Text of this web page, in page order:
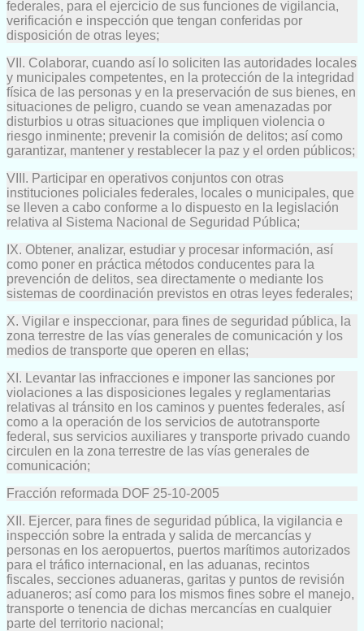
federales, para el ejercicio de sus funciones de vigilancia,
verificación e inspección que tengan conferidas por
disposición de otras leyes;
VII. Colaborar, cuando así lo soliciten las autoridades locales
y municipales competentes, en la protección de la integridad
física de las personas y en la preservación de sus bienes, en
situaciones de peligro, cuando se vean amenazadas por
disturbios u otras situaciones que impliquen violencia o
riesgo inminente; prevenir la comisión de delitos; así como
garantizar, mantener y restablecer la paz y el orden públicos;
VIII. Participar en operativos conjuntos con otras
instituciones policiales federales, locales o municipales, que
se lleven a cabo conforme a lo dispuesto en la legislación
relativa al Sistema Nacional de Seguridad Pública;
IX. Obtener, analizar, estudiar y procesar información, así
como poner en práctica métodos conducentes para la
prevención de delitos, sea directamente o mediante los
sistemas de coordinación previstos en otras leyes federales;
X. Vigilar e inspeccionar, para fines de seguridad pública, la
zona terrestre de las vías generales de comunicación y los
medios de transporte que operen en ellas;
XI. Levantar las infracciones e imponer las sanciones por
violaciones a las disposiciones legales y reglamentarias
relativas al tránsito en los caminos y puentes federales, así
como a la operación de los servicios de autotransporte
federal, sus servicios auxiliares y transporte privado cuando
circulen en la zona terrestre de las vías generales de
comunicación;
Fracción reformada DOF 25-10-2005
XII. Ejercer, para fines de seguridad pública, la vigilancia e
inspección sobre la entrada y salida de mercancías y
personas en los aeropuertos, puertos marítimos autorizados
para el tráfico internacional, en las aduanas, recintos
fiscales, secciones aduaneras, garitas y puntos de revisión
aduaneros; así como para los mismos fines sobre el manejo,
transporte o tenencia de dichas mercancías en cualquier
parte del territorio nacional;